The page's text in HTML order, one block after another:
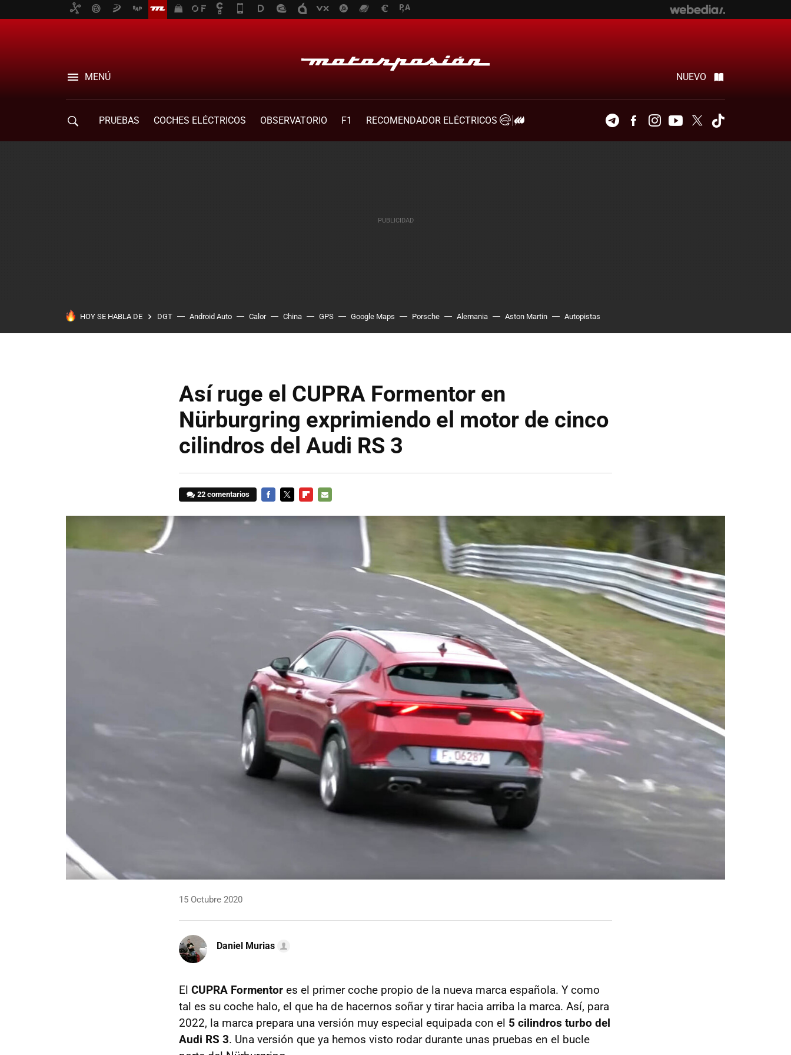
MENÚ NUEVO
PRUEBAS COCHES ELÉCTRICOS OBSERVATORIO F1
RECOMENDADOR ELÉCTRICOS
TelegramFacebookInstagramYoutubeTwitter
HOY SE HABLA DE DGT Android Auto Calor China GPS Google Maps Porsche Alemania Aston Martin Autopistas
Así ruge el CUPRA Formentor en
Nürburgring exprimiendo el motor de cinco
cilindros del Audi RS 3
22 comentarios
15 Octubre 2020
Daniel Murias
El CUPRA Formentor es el primer coche propio de la nueva marca española. Y como
tal es su coche halo, el que ha de hacernos soñar y tirar hacia arriba la marca. Así, para
2022, la marca prepara una versión muy especial equipada con el 5 cilindros turbo del
Audi RS 3. Una versión que ya hemos visto rodar durante unas pruebas en el bucle